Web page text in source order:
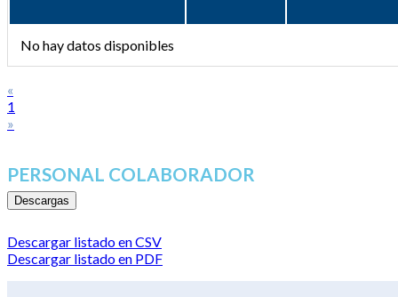
No hay datos disponibles
«
1
»
PERSONAL COLABORADOR
Descargas
Descargar listado en CSV
Descargar listado en PDF